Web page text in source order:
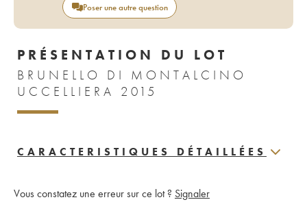
Poser une autre question
PRÉSENTATION DU LOT
BRUNELLO DI MONTALCINO
UCCELLIERA 2015
CARACTERISTIQUES DÉTAILLÉES
Vous constatez une erreur sur ce lot ? Signaler